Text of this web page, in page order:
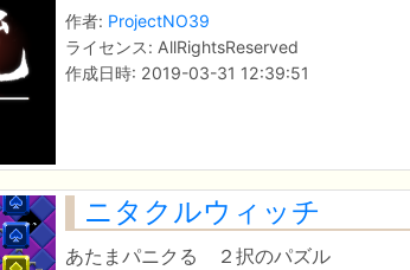
作者: ProjectNO39
ライセンス: AllRightsReserved
作成日時: 2019-03-31 12:39:51
ニタクルウィッチ
あたまパニクる ２択のパズル